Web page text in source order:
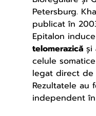
Petersburg.
publicat în
Epitalon
telomerazică și
celule
legat direct de
Rezultatele au
independent